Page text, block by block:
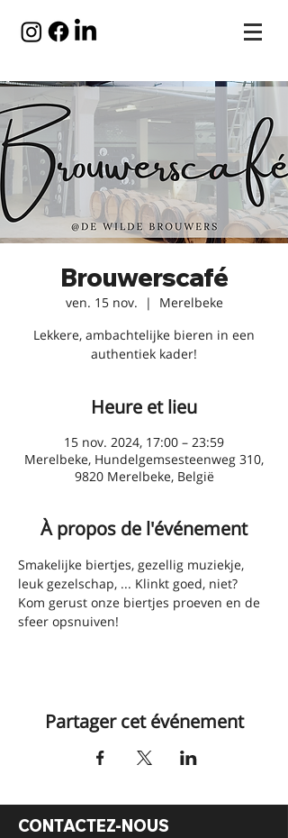
Brouwerscafé
ven. 15 nov.
  |
Merelbeke
Lekkere, ambachtelijke bieren in een
authentiek kader!
Heure et lieu
15 nov. 2024, 17:00 – 23:59
Merelbeke, Hundelgemsesteenweg 310,
9820 Merelbeke, België
À propos de l'événement
Smakelijke biertjes, gezellig muziekje,
leuk gezelschap, ... Klinkt goed, niet?
Kom gerust onze biertjes proeven en de
sfeer opsnuiven!
Partager cet événement
CONTACTEZ-NOUS